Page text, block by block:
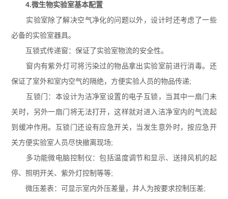
4.微生物实验室基本配置
实验室除了解决空气净化的问题以外，设计时还考虑了一些
必备的实验室器具。
互锁式传递窗：保证了实验室物流的安全性。
窗内有紫外灯可将污染过的物品拿出实验室前进行消毒。还
保证了室外和室内空气的隔绝，方便实验人员的物品传递;
互锁门：本设计为洁净室设置的电子互锁，当其中一扇门未
关时，另外一扇门将无法打开，这样就对进入洁净室内的气流起
到缓冲作用。互锁门还设有应急开关，当发生意外时，按应急开
关方便实验室人员尽快撤离现场;
多功能微电脑控制仪：包括温度调节和显示、送排风机的起
停、照明开关、紫外灯控制等等;
微压差表：可显示室内外压差量，并人为按要求控制压差;